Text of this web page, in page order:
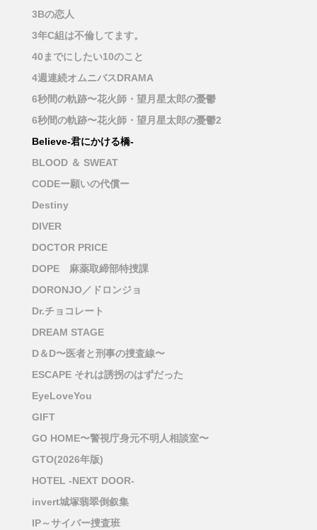
3Bの恋人
3年C組は不倫してます。
40までにしたい10のこと
4週連続オムニバスDRAMA
6秒間の軌跡〜花火師・望月星太郎の憂鬱
6秒間の軌跡〜花火師・望月星太郎の憂鬱2
Believe-君にかける橋-
BLOOD ＆ SWEAT
CODEー願いの代償ー
Destiny
DIVER
DOCTOR PRICE
DOPE 麻薬取締部特捜課
DORONJO／ドロンジョ
Dr.チョコレート
DREAM STAGE
D＆D〜医者と刑事の捜査線〜
ESCAPE それは誘拐のはずだった
EyeLoveYou
GIFT
GO HOME〜警視庁身元不明人相談室〜
GTO(2026年版)
HOTEL -NEXT DOOR-
invert城塚翡翠倒叙集
IP～サイバー捜査班